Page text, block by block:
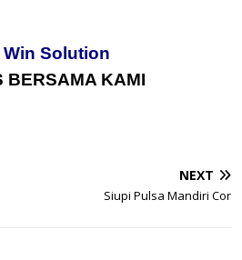
Win Solution
BERSAMA KAMI
NEXT
Siupi Pulsa Mandiri Cor